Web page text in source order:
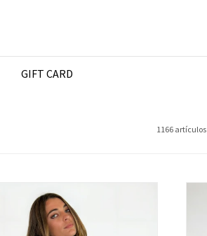
GIFT CARD
1166 artículos